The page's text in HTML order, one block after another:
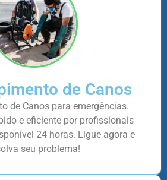
de Canos
de Canos para emergências.
e eficiente por profissionais
24 horas. Ligue agora e
seu problema!